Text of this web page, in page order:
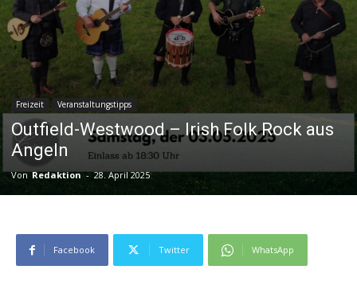
Freizeit Veranstaltungstipps
Outfield-Westwood – Irish Folk Rock aus
Angeln
Von Redaktion - 28. April 2025
Facebook Twitter WhatsApp